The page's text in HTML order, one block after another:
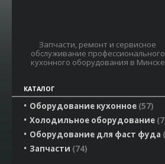
Запчасти, ремонт и сервисное
обслуживание профессионального
кухонного оборудования в Минске
КАТАЛОГ
Оборудование кухонное 57
Холодильное оборудование 7
Оборудование для фаст фуда
Запчасти 74